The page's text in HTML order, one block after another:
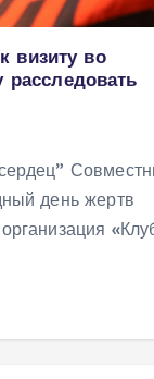
визиту во
день жертв